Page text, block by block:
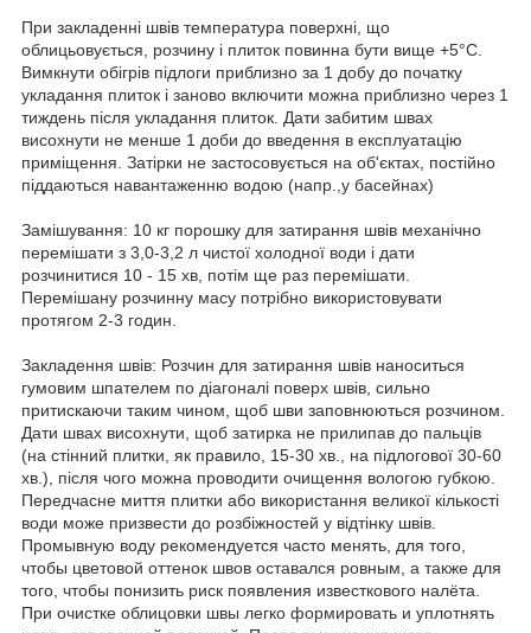
При закладенні швів температура поверхні, що
облицьовується, розчину і плиток повинна бути вище +5°С.
Вимкнути обігрів підлоги приблизно за 1 добу до початку
укладання плиток і заново включити можна приблизно через 1
тиждень після укладання плиток. Дати забитим швах
висохнути не менше 1 доби до введення в експлуатацію
приміщення. Затірки не застосовується на об'єктах, постійно
піддаються навантаженню водою (напр.,у басейнах)
Замішування: 10 кг порошку для затирання швів механічно
перемішати з 3,0-3,2 л чистої холодної води і дати
розчинитися 10 - 15 хв, потім ще раз перемішати.
Перемішану розчинну масу потрібно використовувати
протягом 2-3 годин.
Закладення швів: Розчин для затирання швів наноситься
гумовим шпателем по діагоналі поверх швів, сильно
притискаючи таким чином, щоб шви заповнюються розчином.
Дати швах висохнути, щоб затирка не прилипав до пальців
(на стінний плитки, як правило, 15-30 хв., на підлогової 30-60
хв.), після чого можна проводити очищення вологою губкою.
Передчасне миття плитки або використання великої кількості
води може призвести до розбіжностей у відтінку швів.
Промывную воду рекомендуется часто менять, для того,
чтобы цветовой оттенок швов оставался ровным, а также для
того, чтобы понизить риск появления известкового налёта.
При очистке облицовки швы легко формировать и уплотнять